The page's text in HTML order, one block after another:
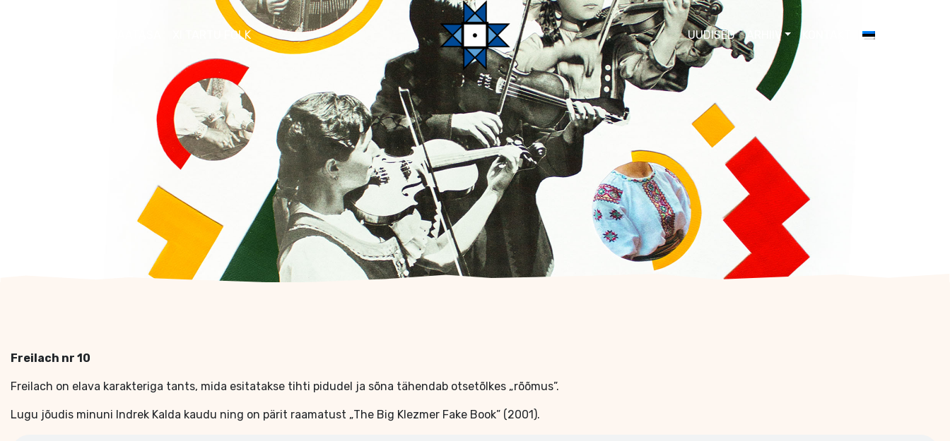
XI TARTU FOLK UUDISED ARHIIV
Freilach nr 10
Freilach on elava karakteriga tants, mida esitatakse tihti pidudel ja sõna tähendab otsetõlkes „rõõmus”.
Lugu jõudis minuni Indrek Kalda kaudu ning on pärit raamatust „The Big Klezmer Fake Book” (2001).